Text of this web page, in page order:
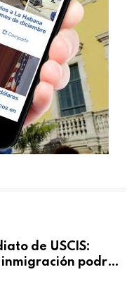
de USCIS:
podrán